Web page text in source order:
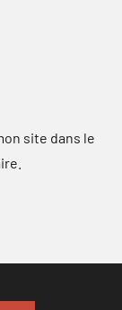
site dans le